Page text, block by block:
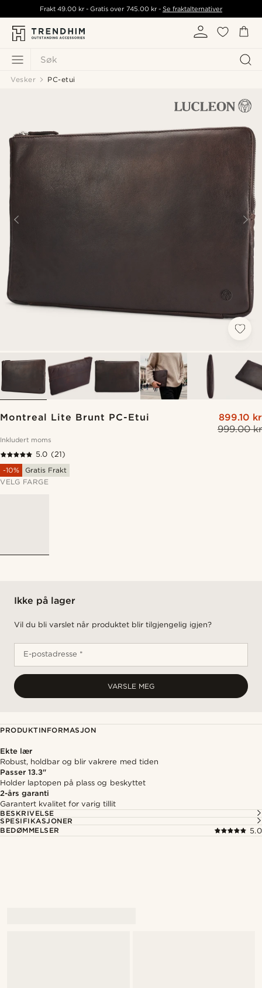
Søk
Frakt49.00 kr - Gratis over 745.00 kr- Se fraktalternativer
Vesker PC-etui
Montreal Lite Brunt PC-Etui
999.00 kr
899.10 kr
Inkludert moms
5.0 (21)
-10%
Gratis Frakt
VELG FARGE
Ikke på lager
Vil du bli varslet når produktet blir tilgjengelig igjen?
E-postadresse *
VARSLE MEG
PRODUKTINFORMASJON
Ekte lær
Robust, holdbar og blir vakrere med tiden
Passer 13.3"
Holder laptopen på plass og beskyttet
2-års garanti
Garantert kvalitet for varig tillit
BESKRIVELSE
SPESIFIKASJONER
BEDØMMELSER
5.0